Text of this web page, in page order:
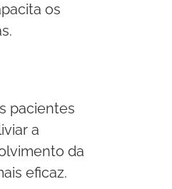
os
pacientes
a
da
eficaz.